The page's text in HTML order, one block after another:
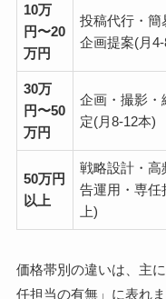
10万
円〜20
万円
投稿代行・簡
企画提案(月
30万
円〜50
万円
企画・撮影・
定(月8-12本)
50万円
以上
戦略設計・高
告運用・専任
上)
価格帯別の違いは、主
任担当の有無」に表れ